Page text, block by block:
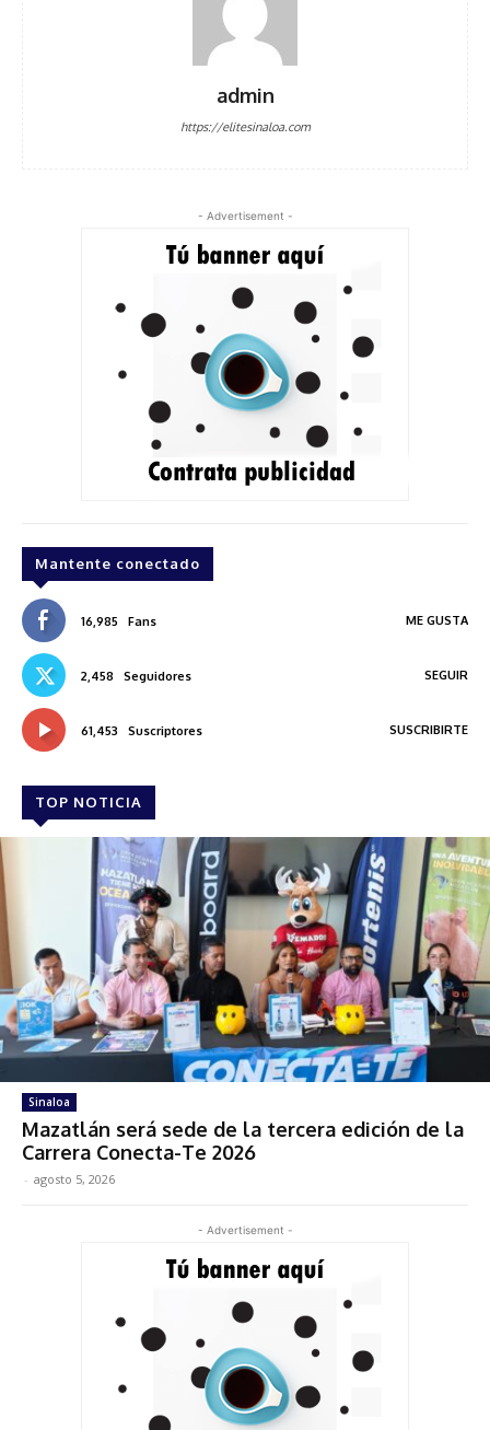
admin
https://elitesinaloa.com
- Advertisement -
Mantente conectado
16,985 Fans ME GUSTA
2,458 Seguidores SEGUIR
61,453 Suscriptores SUSCRIBIRTE
TOP NOTICIA
Sinaloa
Mazatlán será sede de la tercera edición de la
Carrera Conecta-Te 2026
- agosto 5, 2026
- Advertisement -